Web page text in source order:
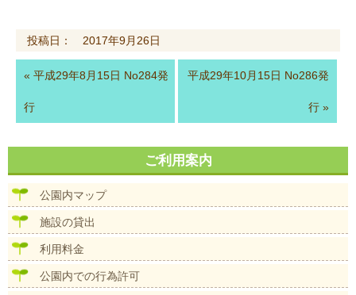
投稿日： 2017年9月26日
« 平成29年8月15日 No284発
行
平成29年10月15日 No286発
行»
ご利用案内
公園内マップ
施設の貸出
利用料金
公園内での行為許可